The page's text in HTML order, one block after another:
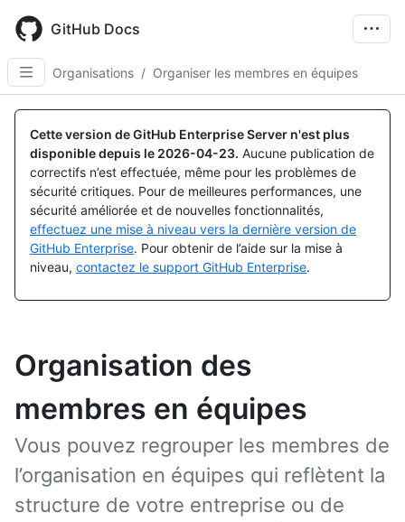
main
content
GitHub Docs
Organisations / Organiser les membres en équipes
Cette version de GitHub Enterprise Server n'est plus
disponible depuis le 2026-04-23. Aucune publication de
correctifs n’est effectuée, même pour les problèmes de
sécurité critiques. Pour de meilleures performances, une
sécurité améliorée et de nouvelles fonctionnalités,
effectuez une mise à niveau vers la dernière version de
GitHub Enterprise. Pour obtenir de l’aide sur la mise à
niveau, contactez le support GitHub Enterprise.
Organisation des
membres en équipes
Vous pouvez regrouper les membres de
l’organisation en équipes qui reflètent la
structure de votre entreprise ou de